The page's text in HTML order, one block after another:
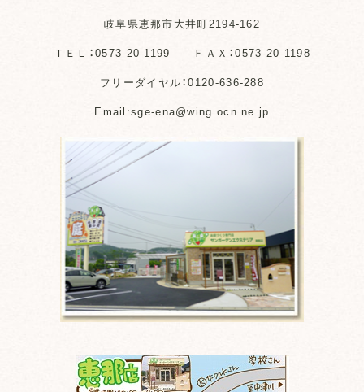
岐阜県恵那市大井町2194-162
ＴＥＬ：0573-20-1199 ＦＡＸ：0573-20-1198
フリーダイヤル：0120-636-288
Email:sge-ena@wing.ocn.ne.jp